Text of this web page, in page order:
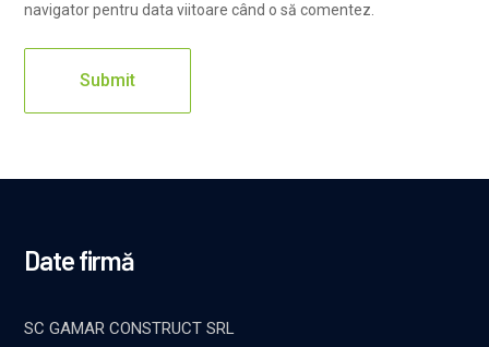
navigator pentru data viitoare când o să comentez.
Date firmă
SC GAMAR CONSTRUCT SRL